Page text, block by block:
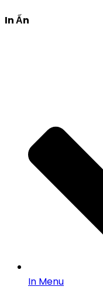
In Ấn
In Menu